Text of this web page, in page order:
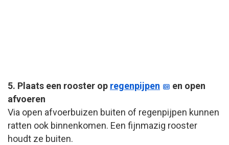
5. Plaats een rooster op regenpijpen
en open
afvoeren
Via open afvoerbuizen buiten of regenpijpen kunnen
ratten ook binnenkomen. Een fijnmazig rooster
houdt ze buiten.